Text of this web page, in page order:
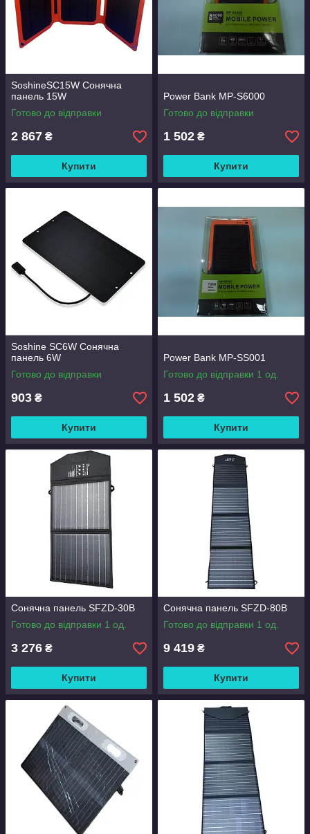
SoshineSC15W Сонячна
панель 15W
Готово до відправки
2 867 ₴
Купити
Power Bank MP-S6000
Готово до відправки
1 502 ₴
Купити
Soshine SC6W Сонячна
панель 6W
Готово до відправки
903 ₴
Купити
Power Bank MP-SS001
Готово до відправки 1 од.
1 502 ₴
Купити
Сонячна панель SFZD-30B
Готово до відправки 1 од.
3 276 ₴
Купити
Сонячна панель SFZD-80B
Готово до відправки 1 од.
9 419 ₴
Купити